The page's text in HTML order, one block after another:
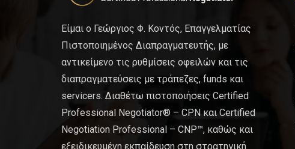
Είμαι ο Γεώργιος Φ. Κοντός, Επαγγελματίας
Πιστοποιημένος Διαπραγματευτής, με
αντικείμενο τις ρυθμίσεις οφειλών και τις
διαπραγματεύσεις με τράπεζες, funds και
servicers. Διαθέτω πιστοποιήσεις Certified
Professional Negotiator® – CPN και Certified
Negotiation Professional – CNP™, καθώς και
εξειδικευμένη εκπαίδευση στη στρατηγική